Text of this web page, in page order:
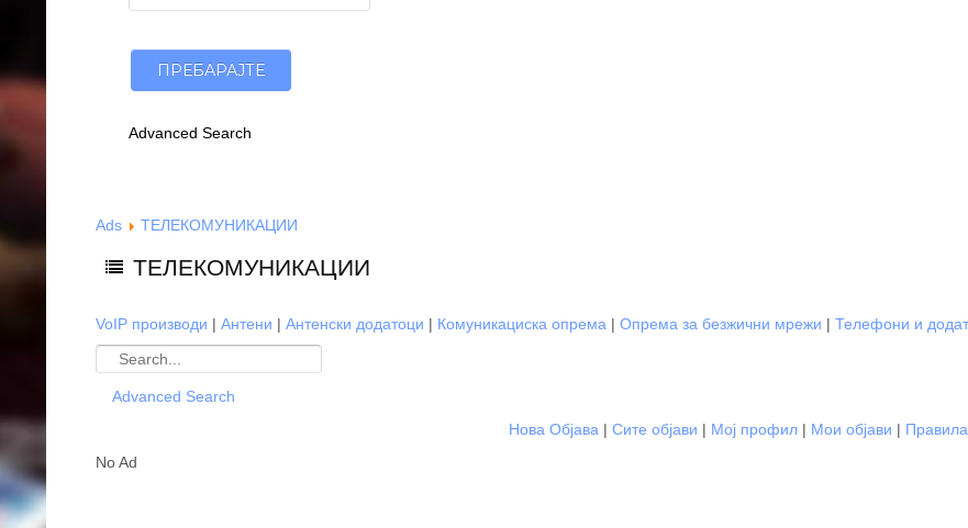
Advanced Search
Ads ТЕЛЕКОМУНИКАЦИИ
ТЕЛЕКОМУНИКАЦИИ
VoIP производи | Антени | Антенски додатоци | Комуникациска опрема | Опрема за безжични мрежи | Телефони и
Advanced Search
Нова Објава | Сите објави | Мој профил | Мои објави | Правила
No Ad